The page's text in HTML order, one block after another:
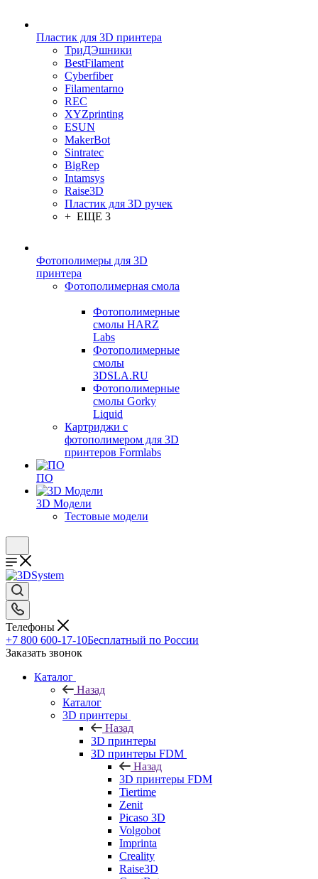
Пластик для 3D принтера
ТриДЭшники
BestFilament
Cyberfiber
Filamentarno
REC
XYZprinting
ESUN
MakerBot
Sintratec
BigRep
Intamsys
Raise3D
Пластик для 3D ручек
+ ЕЩЕ 3
Фотополимеры для 3D
принтера
Фотополимерная смола
Фотополимерные
смолы HARZ
Labs
Фотополимерные
смолы
3DSLA.RU
Фотополимерные
смолы Gorky
Liquid
Картриджи с
фотополимером для 3D
принтеров Formlabs
ПО
3D Модели
Тестовые модели
Телефоны
+7 800 600-17-10Бесплатный по России
Заказать звонок
Каталог
Назад
Каталог
3D принтеры
Назад
3D принтеры
3D принтеры FDM
Назад
3D принтеры FDM
Tiertime
Zenit
Picaso 3D
Volgobot
Imprinta
Creality
Raise3D